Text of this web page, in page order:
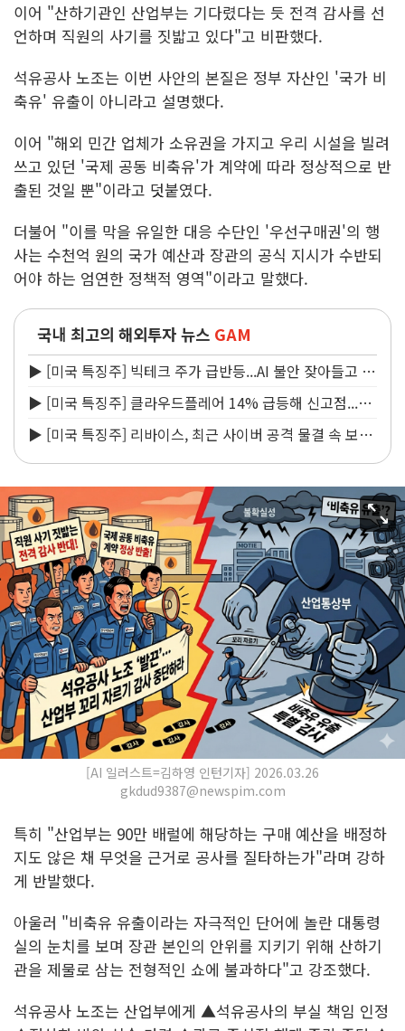
이어 "산하기관인 산업부는 기다렸다는 듯 전격 감사를 선
언하며 직원의 사기를 짓밟고 있다"고 비판했다.
석유공사 노조는 이번 사안의 본질은 정부 자산인 '국가 비
축유' 유출이 아니라고 설명했다.
이어 "해외 민간 업체가 소유권을 가지고 우리 시설을 빌려
쓰고 있던 '국제 공동 비축유'가 계약에 따라 정상적으로 반
출된 것일 뿐"이라고 덧붙였다.
더불어 "이를 막을 유일한 대응 수단인 '우선구매권'의 행
사는 수천억 원의 국가 예산과 장관의 공식 지시가 수반되
어야 하는 엄연한 정책적 영역"이라고 말했다.
국내 최고의 해외투자 뉴스 GAM
▶ [미국 특징주] 빅테크 주가 급반등...AI 불안 잦아들고 낙
▶ [미국 특징주] 클라우드플레어 14% 급등해 신고점...AI
▶ [미국 특징주] 리바이스, 최근 사이버 공격 물결 속 보안
[AI 일러스트=김하영 인턴기자] 2026.03.26
gkdud9387@newspim.com
특히 "산업부는 90만 배럴에 해당하는 구매 예산을 배정하
지도 않은 채 무엇을 근거로 공사를 질타하는가"라며 강하
게 반발했다.
아울러 "비축유 유출이라는 자극적인 단어에 놀란 대통령
실의 눈치를 보며 장관 본인의 안위를 지키기 위해 산하기
관을 제물로 삼는 전형적인 쇼에 불과하다"고 강조했다.
석유공사 노조는 산업부에게 ▲석유공사의 부실 책임 인정